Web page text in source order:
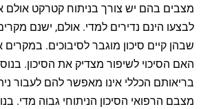
מצבים בהם יש צורך בניתוח קטרקט אולם
לבצעו הינם נדירים למדי. אולם, ישנם
שבהן קיים סיכון מוגבר לסיבוכים.
האם הסיכוי לשיפור מצדיק את הסיכון.
בריאותם הכללי אינו מאפשר להם לעבור
מצבם הרפואי הסיכון הניתוחי גבוה מדי.